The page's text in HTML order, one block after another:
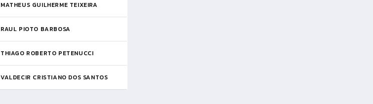
MATHEUS GUILHERME TEIXEIRA
RAUL PIOTO BARBOSA
THIAGO ROBERTO PETENUCCI
VALDECIR CRISTIANO DOS SANTOS